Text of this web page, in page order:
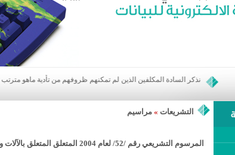
نذكر السادة المكلفين الذين لم تمكنهم ظروفهم من تأدية ماهو مترتب عليهم من ضرائب ورسوم مالية مباشرة تعود لأعوام 2016 وما قبل ولمكلفي ضريبة دخل الأرباح الحقيقية عن أعوام 2015 و ماقبل والمحققة والموضوعة موضع التحصيل خلال عام 2021 بالمبادرة الىيرجى من السادة المواطنين الذين لديهم أي شكوى أو استفسار مراسلة الهيئة العامة للضرائب والرسوم عبر موقعها الالكتروني أو صفحة الفيس الخاصة بها
التشريعات »مراسيم
المرسوم التشريعي رقم /52/ لعام 2004 المتعلق المتعلق بالآلات والأدوات الصناعية